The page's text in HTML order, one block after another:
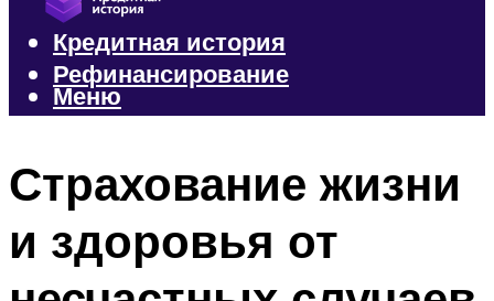
Микрозаймы
Кредитная история
Рефинансирование
Меню
Страхование жизни
и здоровья от